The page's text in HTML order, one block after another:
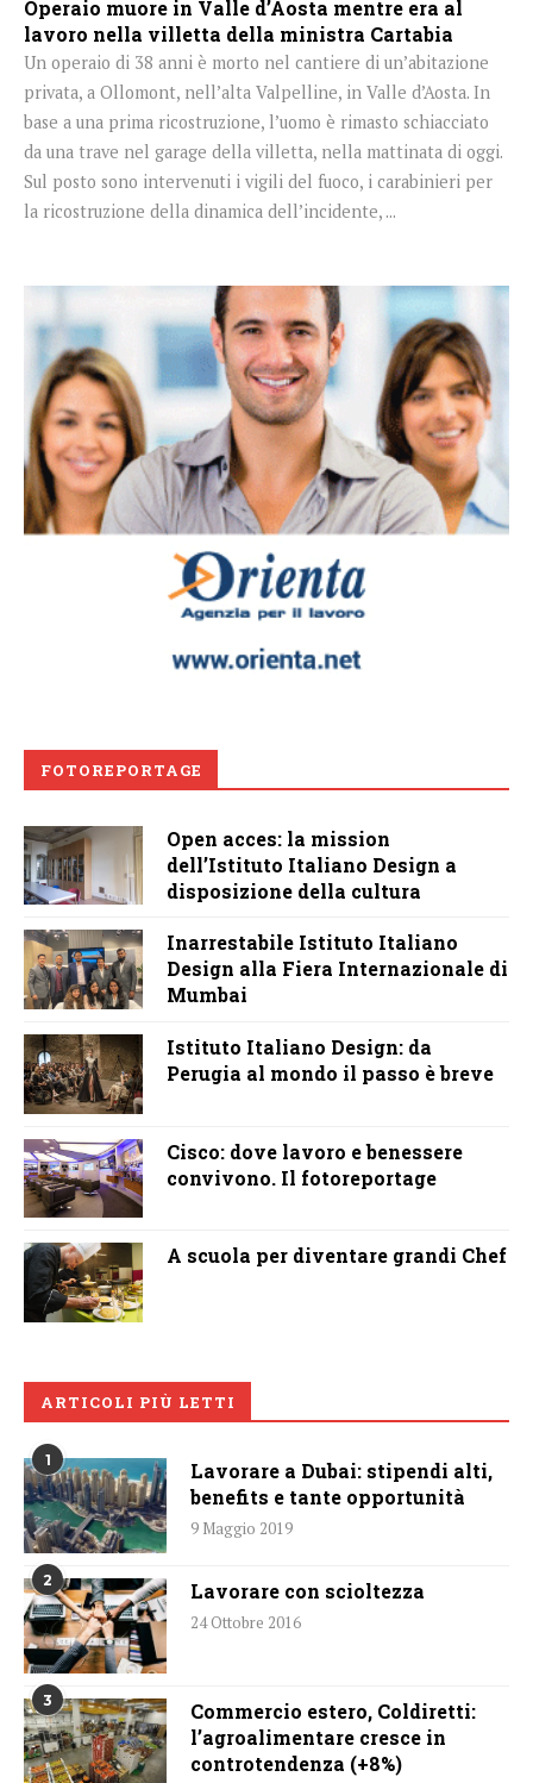
Operaio muore in Valle d’Aosta mentre era al
lavoro nella villetta della ministra Cartabia
Un operaio di 38 anni è morto nel cantiere di un’abitazione
privata, a Ollomont, nell’alta Valpelline, in Valle d’Aosta. In
base a una prima ricostruzione, l’uomo è rimasto schiacciato
da una trave nel garage della villetta, nella mattinata di oggi.
Sul posto sono intervenuti i vigili del fuoco, i carabinieri per
la ricostruzione della dinamica dell’incidente, ...
FOTOREPORTAGE
Open acces: la mission
dell’Istituto Italiano Design a
disposizione della cultura
Inarrestabile Istituto Italiano
Design alla Fiera Internazionale di
Mumbai
Istituto Italiano Design: da
Perugia al mondo il passo è breve
Cisco: dove lavoro e benessere
convivono. Il fotoreportage
A scuola per diventare grandi Chef
ARTICOLI PIÙ LETTI
1
Lavorare a Dubai: stipendi alti,
benefits e tante opportunità
9 Maggio 2019
2 Lavorare con scioltezza
24 Ottobre 2016
3
Commercio estero, Coldiretti:
l’agroalimentare cresce in
controtendenza (+8%)